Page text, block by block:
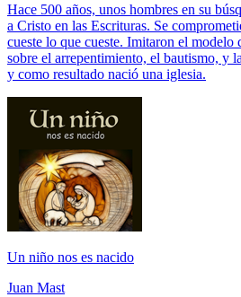
Hace 500 años, unos hombres en su
a Cristo en las Escrituras. Se
cueste lo que cueste. Imitaron el modelo
sobre el arrepentimiento, el bautismo, y
y como resultado nació una iglesia.
Un niño nos es nacido
Juan Mast